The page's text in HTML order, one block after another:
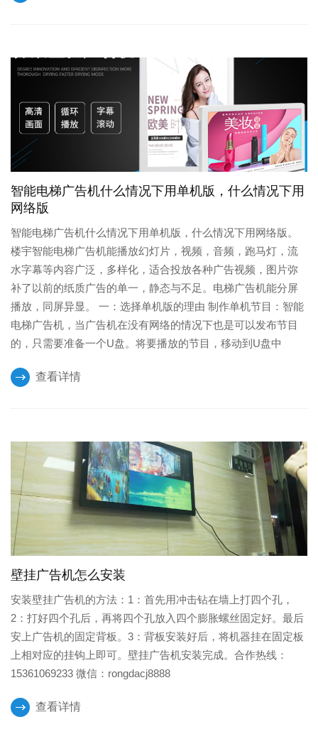
智能电梯广告机什么情况下用单机版，什么情况下用
网络版
智能电梯广告机什么情况下用单机版，什么情况下用网络版。
楼宇智能电梯广告机能播放幻灯片，视频，音频，跑马灯，流
水字幕等内容广泛，多样化，适合投放各种广告视频，图片弥
补了以前的纸质广告的单一，静态与不足。电梯广告机能分屏
播放，同屏异显。 一：选择单机版的理由 制作单机节目：智能
电梯广告机，当广告机在没有网络的情况下也是可以发布节目
的，只需要准备一个U盘。将要播放的节目，移动到U盘中
查看详情
壁挂广告机怎么安装
安装壁挂广告机的方法：1：首先用冲击钻在墙上打四个孔，
2：打好四个孔后，再将四个孔放入四个膨胀螺丝固定好。最后
安上广告机的固定背板。3：背板安装好后，将机器挂在固定板
上相对应的挂钩上即可。壁挂广告机安装完成。合作热线：
15361069233 微信：rongdacj8888
查看详情